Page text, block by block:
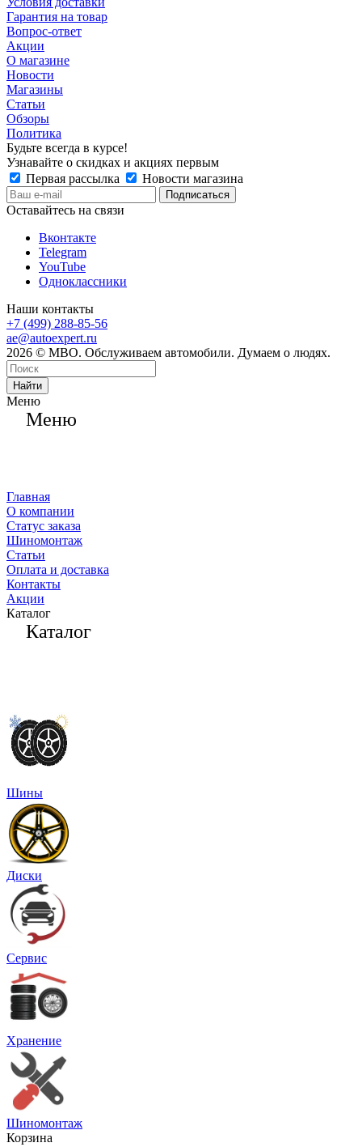
Гарантия на товар
Вопрос-ответ
Акции
О магазине
Новости
Магазины
Статьи
Обзоры
Политика
Будьте всегда в курсе!
Узнавайте о скидках и акциях первым
Первая рассылка
Новости магазина
Оставайтесь на связи
Вконтакте
Telegram
YouTube
Одноклассники
Наши контакты
+7 (499) 288-85-56
ae@autoexpert.ru
2026 © МВО. Обслуживаем автомобили. Думаем о людях.
Найти
Меню
Меню
Главная
О компании
Статус заказа
Шиномонтаж
Статьи
Оплата и доставка
Контакты
Акции
Каталог
Каталог
Шины
Диски
Сервис
Хранение
Шиномонтаж
Корзина